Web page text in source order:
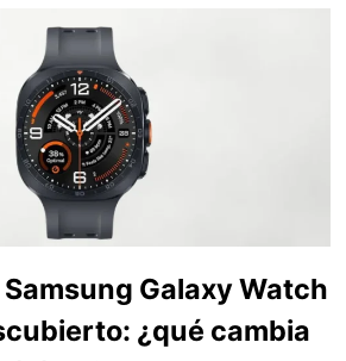
Galaxy Watch
¿qué cambia